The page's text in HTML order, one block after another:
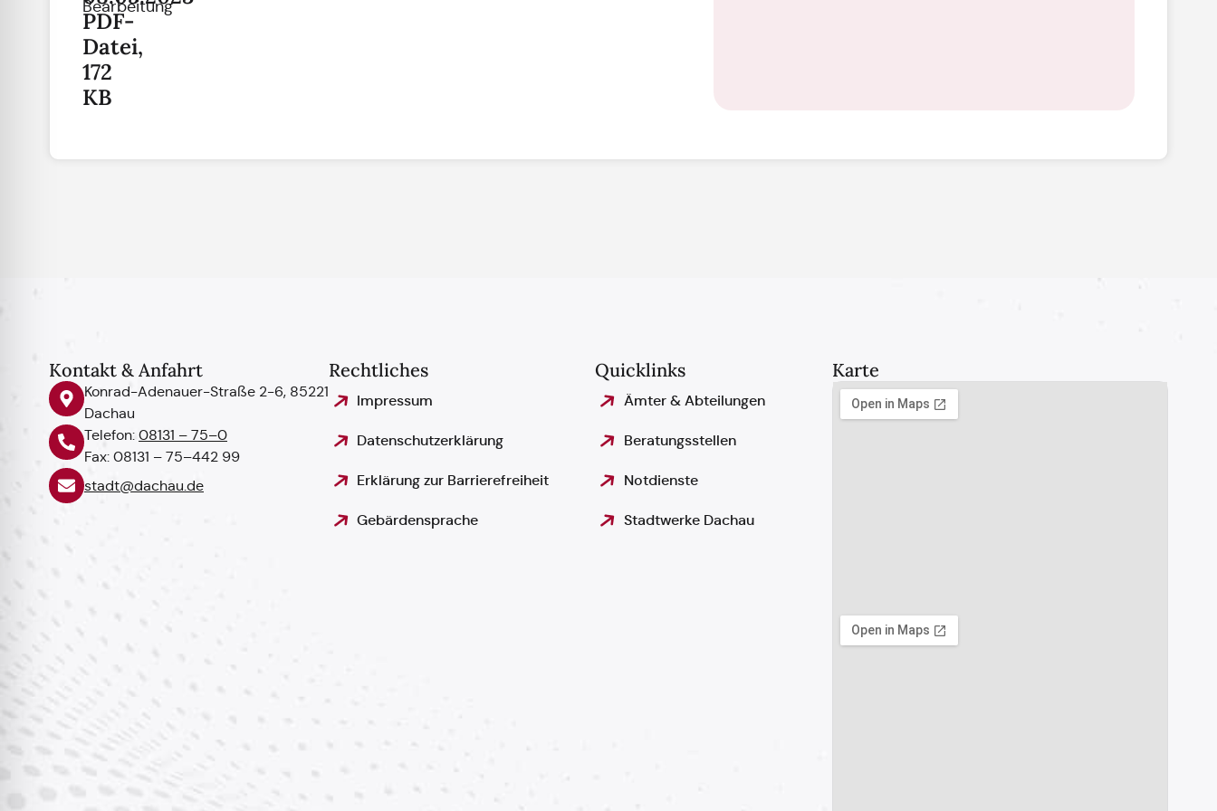
PDF-
Datei,
172
KB
Bearbeitung
Kontakt & Anfahrt
Konrad-Adenauer-Straße 2-6, 85221
Dachau
Telefon: 08131 – 75–0
Fax: 08131 – 75–442 99
stadt@dachau.de
Rechtliches
Impressum
Datenschutzerklärung
Erklärung zur Barrierefreiheit
Gebärdensprache
Quicklinks
Ämter & Abteilungen
Beratungsstellen
Notdienste
Stadtwerke Dachau
Karte